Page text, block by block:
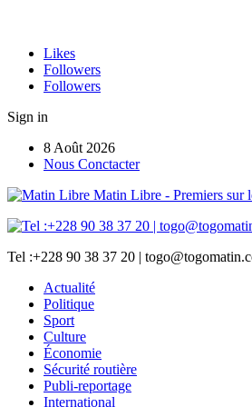
Likes
Followers
Followers
Sign in
8 Août 2026
Nous Conctacter
Matin Libre - Premiers sur
Tel :+228 90 38 37 20 |
Actualité
Politique
Sport
Culture
Économie
Sécurité routière
Publi-reportage
International